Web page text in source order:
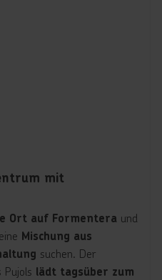
mit
Ort auf Formentera und
Mischung aus
suchen. Der
Pujols lädt tagsüber zum